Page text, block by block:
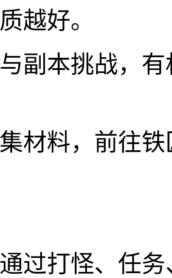
越好。
副本挑战，
材料，前往
过打怪、任